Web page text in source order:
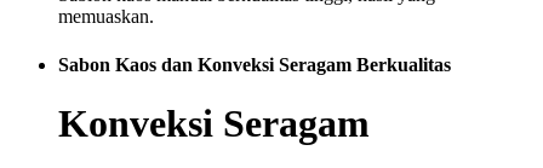
memuaskan.
Sabon Kaos dan Konveksi Seragam Berkualitas
Konveksi Seragam